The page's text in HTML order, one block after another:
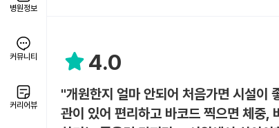
병원정보
커뮤니티
커리어뷰
4.0
"개원한지 얼마 안되어 처음가면 시설이
관이 있어 편리하고 바코드 찍으면 체중,